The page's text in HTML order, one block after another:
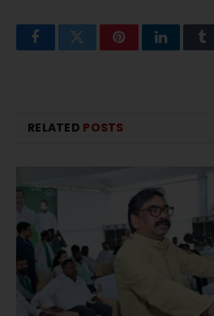
FacebookTwitterPinterestLinkedIn
RELATED POSTS